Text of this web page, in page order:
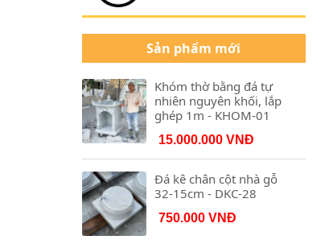
Sản phẩm mới
Khóm thờ bằng đá tự
nhiên nguyên khối, lắp
ghép 1m - KHOM-01
15.000.000 VNĐ
Đá kê chân cột nhà gỗ
32-15cm - DKC-28
750.000 VNĐ